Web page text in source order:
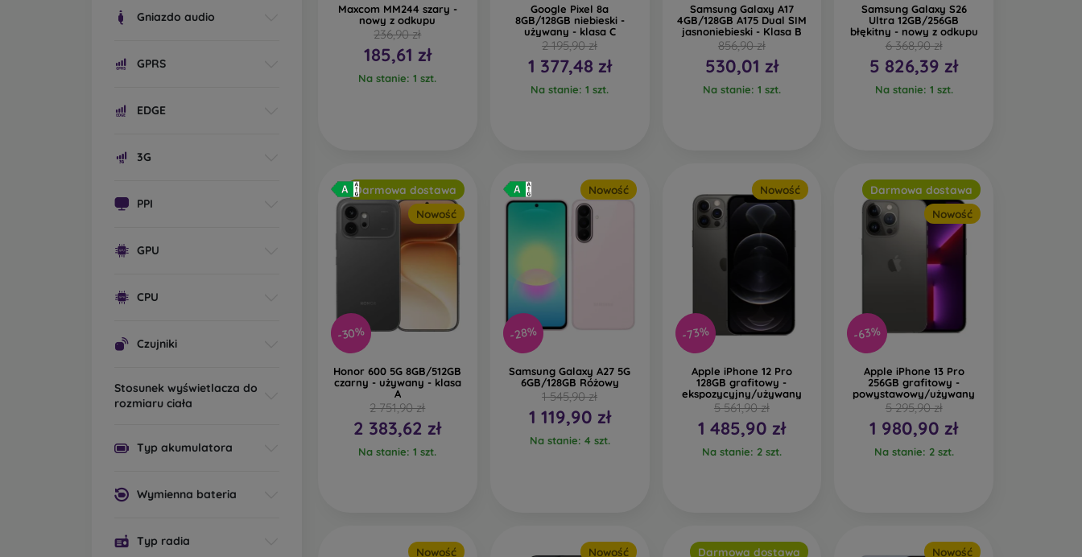
Gniazdo audio
GPRS
EDGE
3G
PPI
GPU
CPU
Czujniki
Stosunek wyświetlacza do
rozmiaru ciała
Typ akumulatora
Wymienna bateria
Typ radia
Maxcom MM244 szary -
nowy z odkupu
236,90 zł
185,61 zł
Na stanie: 1 szt.
Google Pixel 8a
8GB/128GB niebieski -
używany - klasa C
2 195,90 zł
1 377,48 zł
Na stanie: 1 szt.
Samsung Galaxy A17
4GB/128GB A175 Dual SIM
jasnoniebieski - Klasa B
856,90 zł
530,01 zł
Na stanie: 1 szt.
Samsung Galaxy S26
Ultra 12GB/256GB
błękitny - nowy z odkupu
6 368,90 zł
5 826,39 zł
Na stanie: 1 szt.
-30%
Darmowa dostawa
Nowość
Honor 600 5G 8GB/512GB
czarny - używany - klasa
A
2 751,90 zł
2 383,62 zł
Na stanie: 1 szt.
-28%
Nowość
Samsung Galaxy A27 5G
6GB/128GB Różowy
1 545,90 zł
1 119,90 zł
Na stanie: 4 szt.
-73%
Nowość
Apple iPhone 12 Pro
128GB grafitowy -
ekspozycyjny/używany
5 561,90 zł
1 485,90 zł
Na stanie: 2 szt.
-63%
Darmowa dostawa
Nowość
Apple iPhone 13 Pro
256GB grafitowy -
powystawowy/używany
5 295,90 zł
1 980,90 zł
Na stanie: 2 szt.
Nowość Nowość Darmowa dostawa Nowość